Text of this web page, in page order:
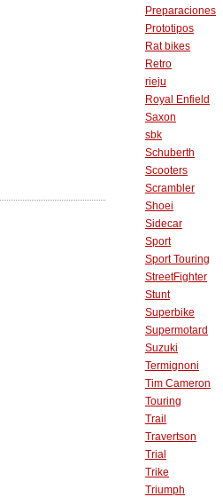
Preparaciones
Prototipos
Rat bikes
Retro
rieju
Royal Enfield
Saxon
sbk
Schuberth
Scooters
Scrambler
Shoei
Sidecar
Sport
Sport Touring
StreetFighter
Stunt
Superbike
Supermotard
Suzuki
Termignoni
Tim Cameron
Touring
Trail
Travertson
Trial
Trike
Triumph